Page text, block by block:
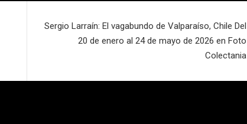
Sergio Larraín: El vagabundo de Valparaíso, Chile Del
20 de enero al 24 de mayo de 2026 en Foto
Colectania